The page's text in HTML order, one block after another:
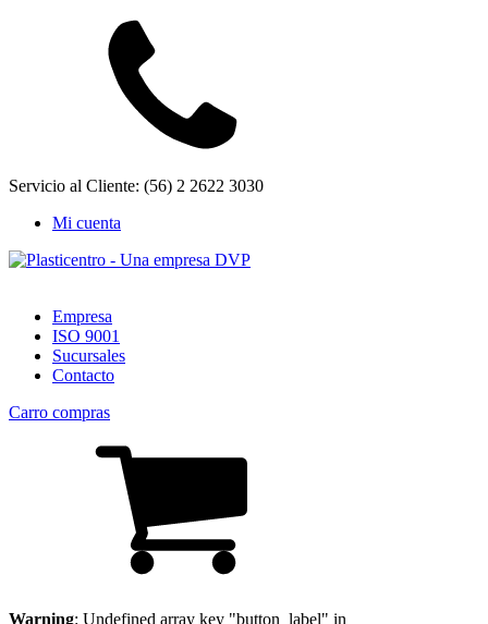
Servicio al Cliente: (56) 2 2622 3030
Mi cuenta
Empresa
ISO 9001
Sucursales
Contacto
Carro compras
Warning: Undefined array key "button_label" in